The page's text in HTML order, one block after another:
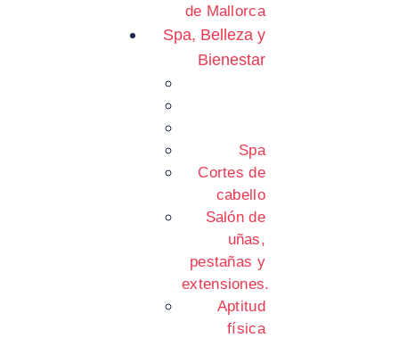
de Mallorca
Spa, Belleza y
Bienestar
Spa
Cortes de
cabello
Salón de
uñas,
pestañas y
extensiones.
Aptitud
física